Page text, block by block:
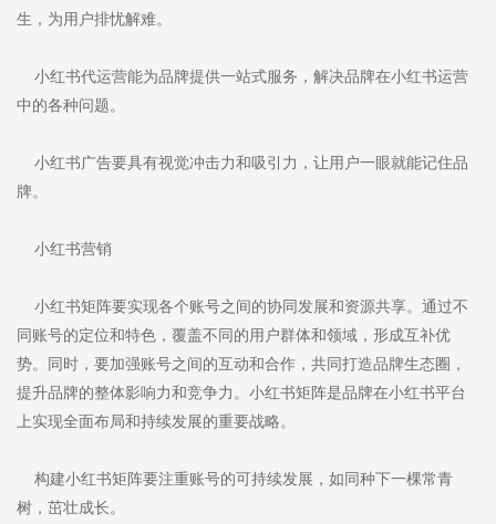
生，为用户排忧解难。
小红书代运营能为品牌提供一站式服务，解决品牌在小红书运营
中的各种问题。
小红书广告要具有视觉冲击力和吸引力，让用户一眼就能记住品
牌。
小红书营销
小红书矩阵要实现各个账号之间的协同发展和资源共享。通过不
同账号的定位和特色，覆盖不同的用户群体和领域，形成互补优
势。同时，要加强账号之间的互动和合作，共同打造品牌生态圈，
提升品牌的整体影响力和竞争力。小红书矩阵是品牌在小红书平台
上实现全面布局和持续发展的重要战略。
构建小红书矩阵要注重账号的可持续发展，如同种下一棵常青
树，茁壮成长。